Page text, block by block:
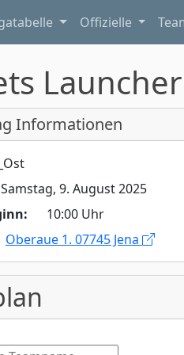
Offizielle
Launcher
Informationen
Samstag, 9. August 2025
10:00 Uhr
Oberaue 1. 07745 Jena